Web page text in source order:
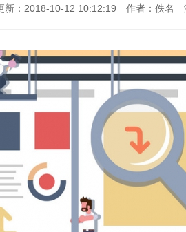
新：2018-10-12 10:12:19 作者：佚名